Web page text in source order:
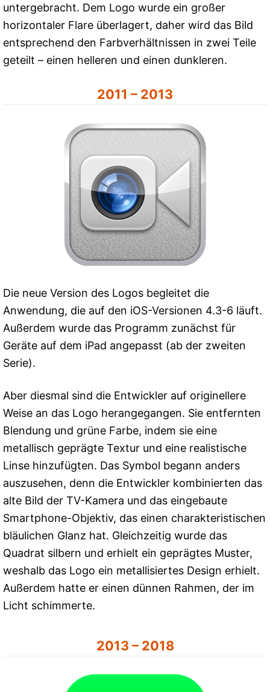
untergebracht. Dem Logo wurde ein großer
horizontaler Flare überlagert, daher wird das Bild
entsprechend den Farbverhältnissen in zwei Teile
geteilt – einen helleren und einen dunkleren.
2011 – 2013
Die neue Version des Logos begleitet die
Anwendung, die auf den iOS-Versionen 4.3-6 läuft.
Außerdem wurde das Programm zunächst für
Geräte auf dem iPad angepasst (ab der zweiten
Serie).
Aber diesmal sind die Entwickler auf originellere
Weise an das Logo herangegangen. Sie entfernten
Blendung und grüne Farbe, indem sie eine
metallisch geprägte Textur und eine realistische
Linse hinzufügten. Das Symbol begann anders
auszusehen, denn die Entwickler kombinierten das
alte Bild der TV-Kamera und das eingebaute
Smartphone-Objektiv, das einen charakteristischen
bläulichen Glanz hat. Gleichzeitig wurde das
Quadrat silbern und erhielt ein geprägtes Muster,
weshalb das Logo ein metallisiertes Design erhielt.
Außerdem hatte er einen dünnen Rahmen, der im
Licht schimmerte.
2013 – 2018